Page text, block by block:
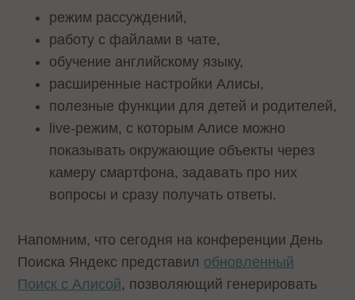
режим рассуждений,
работу с файлами в чате,
обучение английскому языку,
расширенные настройки Алисы,
полезные функции для детей и родителей,
live-режим, с которым Алисе можно
показывать окружающие объекты через
камеру смартфона, задавать про них
вопросы и сразу получать ответы.
Напомним, что сегодня на конференции День
Поиска Яндекс представил обновленный
Поиск с Алисой, позволяющий генерировать